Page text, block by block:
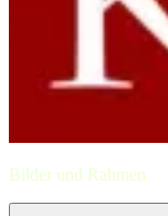
Bilder und Rahmen